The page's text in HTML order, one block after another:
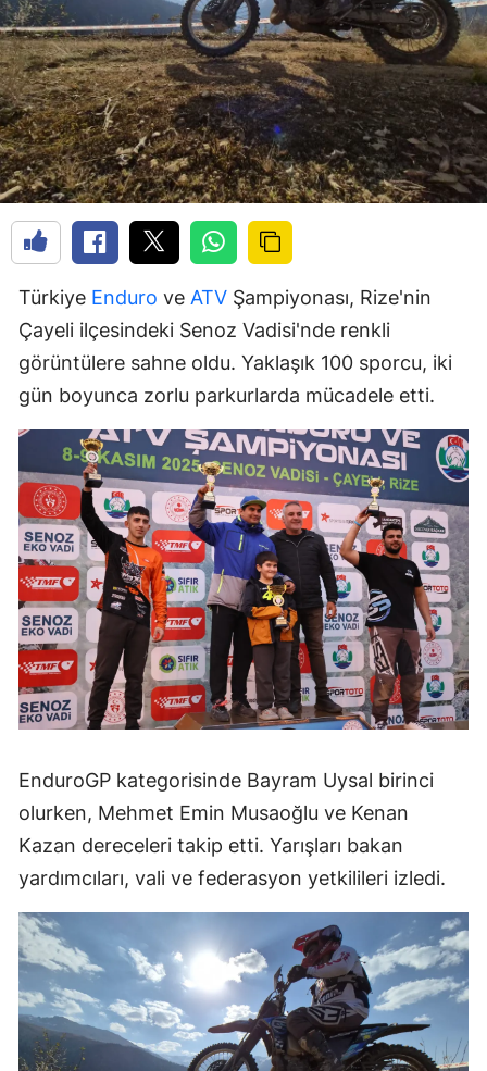
Türkiye Enduro ve ATV Şampiyonası, Rize'nin
Çayeli ilçesindeki Senoz Vadisi'nde renkli
görüntülere sahne oldu. Yaklaşık 100 sporcu, iki
gün boyunca zorlu parkurlarda mücadele etti.
EnduroGP kategorisinde Bayram Uysal birinci
olurken, Mehmet Emin Musaoğlu ve Kenan
Kazan dereceleri takip etti. Yarışları bakan
yardımcıları, vali ve federasyon yetkilileri izledi.